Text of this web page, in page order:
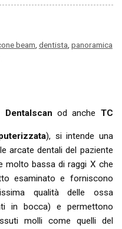
beam dentista panoramica
Dentalscan od anche TC
), si intende una
arcate dentali del paziente
molto bassa di raggi X che
esaminato e forniscono
qualità delle ossa
in bocca) e permettono
molli come quelli del